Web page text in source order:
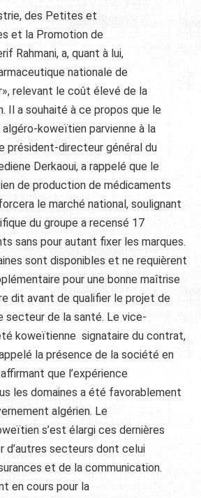
des Petites et
et la Promotion de
Rahmani, a, quant à lui,
nationale de
relevant le coût élevé de la
Il a souhaité à ce propos que le
koweïtien parvienne à la
président-directeur général du
Derkaoui, a rappelé que le
de production de médicaments
le marché national, soulignant
du groupe a recensé 17
sans pour autant fixer les marques.
sont disponibles et ne requièrent
pour une bonne maîtrise
dit avant de qualifier le projet de
secteur de la santé. Le vice-
koweïtienne signataire du contrat,
la présence de la société en
que l’expérience
les domaines a été favorablement
algérien. Le
s’est élargi ces dernières
d’autres secteurs dont celui
et de la communication.
en cours pour la